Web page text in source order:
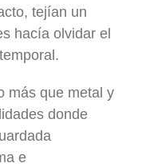
tejían un
hacía olvidar el
más que metal y
donde
e